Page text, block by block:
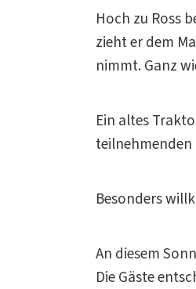
Hoch zu Ross
zieht er dem
nimmt. Ganz
Ein altes
teilnehmenden
Besonders
An diesem
Die Gäste